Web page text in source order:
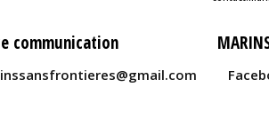
communication